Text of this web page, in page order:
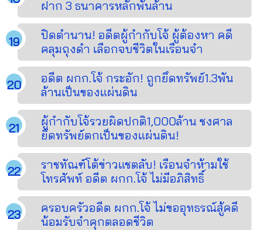
ฝาก 3 ธนาคารหลักพันล้าน
ปิดตำนาน! อดีตผู้กำกับโจ้ ผู้ต้องหา คดี
คลุมถุงดำ เลือกจบชีวิตในเรือนจำ
อดีต ผกก.โจ้ กระอัก! ถูกยึดทรัพย์1.3พัน
ล้านเป็นของแผ่นดิน
ผู้กำกับโจ้รวยผิดปกติ1,000ล้าน ชงศาล
ยึดทรัพย์ตกเป็นของแผ่นดิน!
ราชทัณฑ์โต้ข่าวแชตลับ! เรือนจำห้ามใช้
โทรศัพท์ อดีต ผกก.โจ้ ไม่มีอภิสิทธิ์
ครอบครัวอดีต ผกก.โจ้ ไม่ขออุทธรณ์สู้คดี
น้อมรับจำคุกตลอดชีวิต